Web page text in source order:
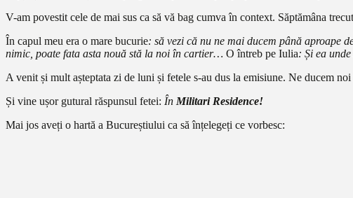
V-am povestit cele de mai sus ca să vă bag cumva în context. Săptămâna
În capul meu era o mare bucurie: să vezi că nu ne mai ducem până aproape
nimic, poate fata asta nouă stă la noi în cartier… O întreb pe Iulia: Și ea
A venit și mult așteptata zi de luni și fetele s-au dus la emisiune. Ne ducem
Și vine ușor gutural răspunsul fetei: În Militari Residence!
Mai jos aveți o hartă a Bucureștiului ca să înțelegeți ce vorbesc: